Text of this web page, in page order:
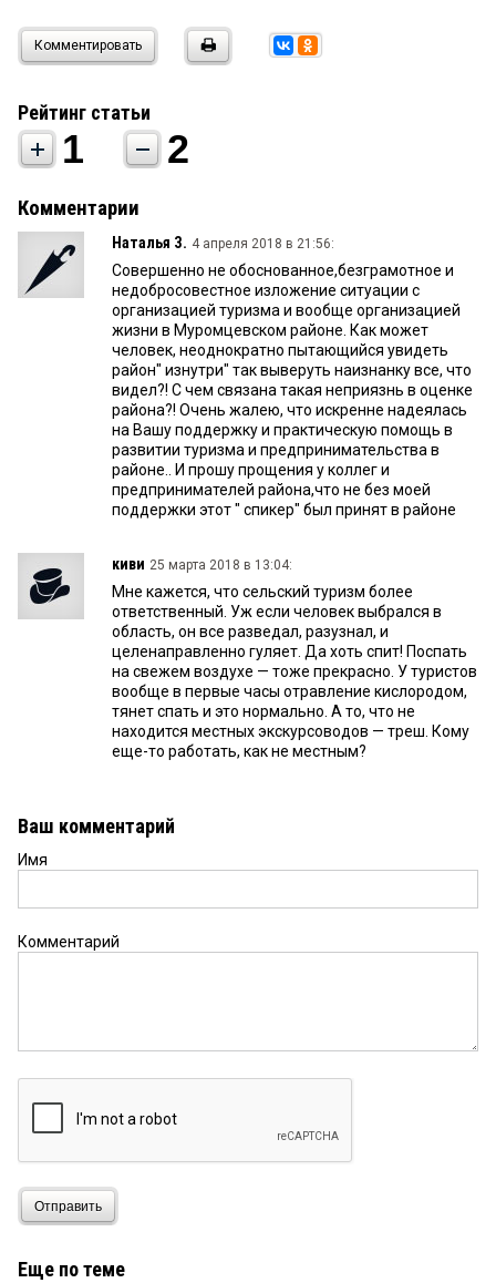
Комментировать
Рейтинг статьи
1 2
Комментарии
Наталья З. 4 апреля 2018 в 21:56:
Совершенно не обоснованное,безграмотное и
недобросовестное изложение ситуации с
организацией туризма и вообще организацией
жизни в Муромцевском районе. Как может
человек, неоднократно пытающийся увидеть
район" изнутри" так выверуть наизнанку все, что
видел?! С чем связана такая неприязнь в оценке
района?! Очень жалею, что искренне надеялась
на Вашу поддержку и практическую помощь в
развитии туризма и предпринимательства в
районе.. И прошу прощения у коллег и
предпринимателей района,что не без моей
поддержки этот " спикер" был принят в районе
киви 25 марта 2018 в 13:04:
Мне кажется, что сельский туризм более
ответственный. Уж если человек выбрался в
область, он все разведал, разузнал, и
целенаправленно гуляет. Да хоть спит! Поспать
на свежем воздухе — тоже прекрасно. У туристов
вообще в первые часы отравление кислородом,
тянет спать и это нормально. А то, что не
находится местных экскурсоводов — треш. Кому
еще-то работать, как не местным?
Ваш комментарий
Имя
Комментарий
Отправить
Еще по теме